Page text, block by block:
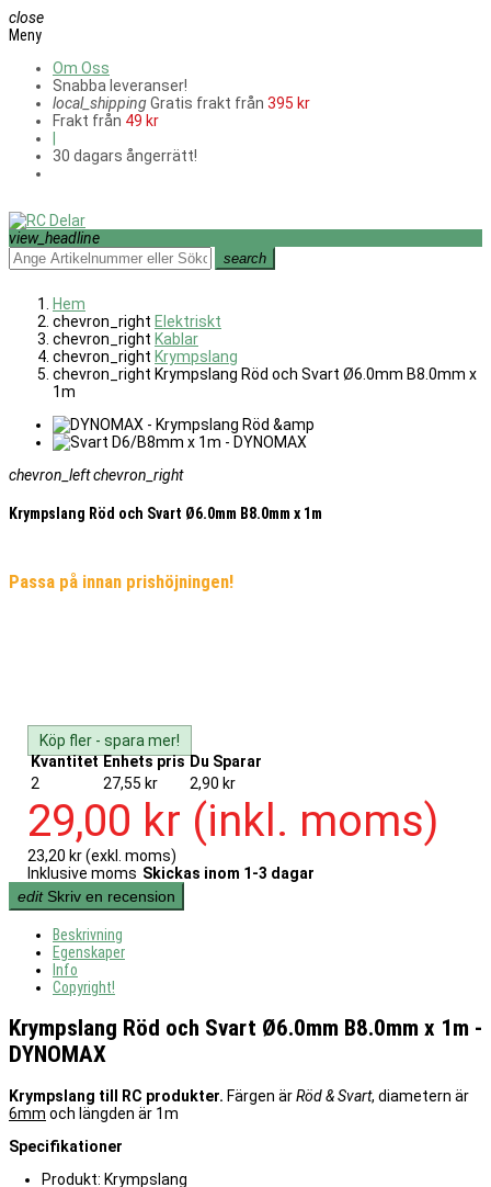
close
Meny
Om Oss
Snabba leveranser!
local_shippingGratis frakt från 395 kr
Frakt från 49 kr
30 dagars ångerrätt!
view_headline
search
Hem
chevron_right Elektriskt
chevron_right Kablar
chevron_right Krympslang
chevron_right Krympslang Röd och Svart Ø6.0mm B8.0mm x
1m
chevron_leftchevron_right
Krympslang Röd och Svart Ø6.0mm B8.0mm x 1m
Passa på innan prishöjningen!
Köp fler - spara mer!
Kvantitet Enhets pris Du Sparar
2
27,55 kr 2,90 kr
29,00 kr (inkl. moms)
23,20 kr(exkl. moms)
Inklusive moms Skickas inom 1-3 dagar
edit Skriv en recension
Beskrivning
Egenskaper
Info
Copyright!
Krympslang Röd och Svart Ø6.0mm B8.0mm x 1m -
DYNOMAX
Krympslang till RC produkter. Färgen ärRöd & Svart, diametern är
6mm och längden är 1m
Specifikationer
Produkt: Krympslang